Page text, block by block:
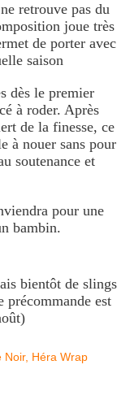
retrouve pas du
joue très
de porter avec
saison
dès le premier
à roder. Après
de la finesse, ce
à nouer sans pour
soutenance et
pour une
bambin.
bientôt de slings
précommande est